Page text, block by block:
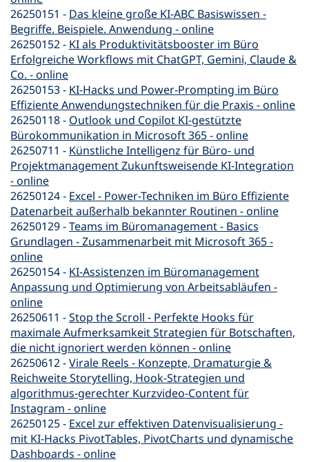
26250151 - Das kleine große KI-ABC Basiswissen -
Begriffe. Beispiele. Anwendung - online
26250152 - KI als Produktivitätsbooster im Büro
Erfolgreiche Workflows mit ChatGPT, Gemini, Claude &
Co. - online
26250153 - KI-Hacks und Power-Prompting im Büro
Effiziente Anwendungstechniken für die Praxis - online
26250118 - Outlook und Copilot KI-gestützte
Bürokommunikation in Microsoft 365 - online
26250711 - Künstliche Intelligenz für Büro- und
Projektmanagement Zukunftsweisende KI-Integration
- online
26250124 - Excel - Power-Techniken im Büro Effiziente
Datenarbeit außerhalb bekannter Routinen - online
26250129 -Teams im Büromanagement - Basics
Grundlagen - Zusammenarbeit mit Microsoft 365 -
online
26250154 - KI-Assistenzen im Büromanagement
Anpassung und Optimierung von Arbeitsabläufen -
online
26250611 -Stop the Scroll - Perfekte Hooks für
maximale Aufmerksamkeit Strategien für Botschaften,
die nicht ignoriert werden können - online
26250612 -Virale Reels - Konzepte, Dramaturgie &
Reichweite Storytelling, Hook-Strategien und
algorithmus-gerechter Kurzvideo-Content für
Instagram - online
26250125 - Excel zur effektiven Datenvisualisierung -
mit KI-Hacks PivotTables, PivotCharts und dynamische
Dashboards - online